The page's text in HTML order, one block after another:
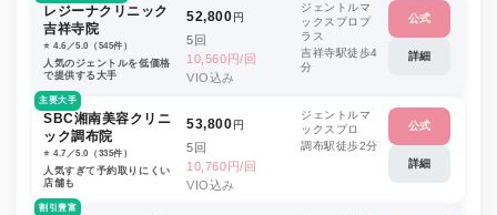
レジーナクリニック
吉祥寺院
⭐️ 4.6／5.0（545件）
人気のジェントルを低価格
で提供する大手
52,800円
5回
10,560円/回
VIO込み
ジェントルマ
ックスプロプ
ラス
吉祥寺駅徒歩4
分
公式
詳細
主要大手
SBC湘南美容クリニ
ック調布院
⭐️ 4.7／5.0（335件）
人気すぎて予約取りにくい
店舗も
53,800円
5回
10,760円/回
VIO込み
ジェントルマ
ックスプロ
調布駅徒歩2分
公式
詳細
割引豊富